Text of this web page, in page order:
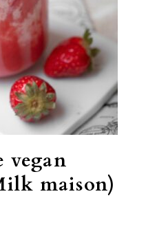
vegan
maison)